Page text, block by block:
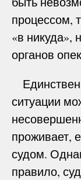
процессом,
«в никуда»,
органов
ситуации
проживает,
судом.
правило,